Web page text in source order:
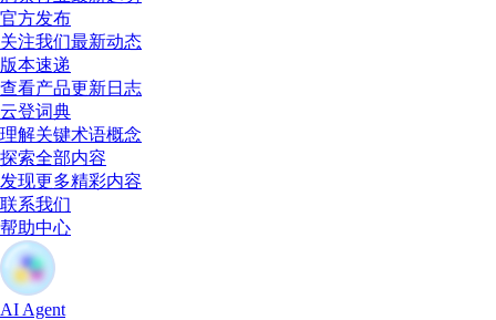
官方发布
关注我们最新动态
版本速递
查看产品更新日志
云登词典
理解关键术语概念
探索全部内容
发现更多精彩内容
联系我们
帮助中心
AI Agent